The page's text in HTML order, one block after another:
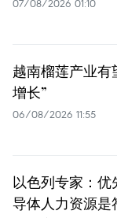
07/08/2026 01:10
越南榴莲产业有
增长”
06/08/2026 11:55
以色列专家：
导体人力资源是